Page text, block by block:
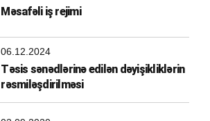
Məsafəli iş rejimi
06.12.2024
Təsis sənədlərinə edilən dəyişikliklərin
rəsmiləşdirilməsi